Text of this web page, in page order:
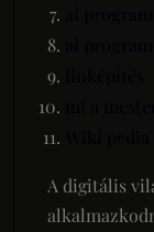
A digitális